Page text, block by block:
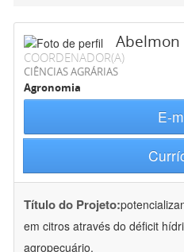
Abelmon
COORDENADOR(A)
CIÊNCIAS AGRÁRIAS
Agronomia
E-
Título do Projeto:
em citros através do déficit
agropecuário.